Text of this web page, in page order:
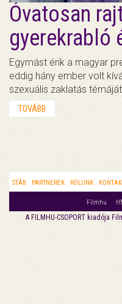
Óvatosan
gyerekrabló
Egymást érik a magyar
eddig hány ember volt
szexuális zaklatás témáját
TOVÁBB
STÁB PARTNEREK RÓLUNK
Filmhu
A FILMHU-CSOPORT kiadója